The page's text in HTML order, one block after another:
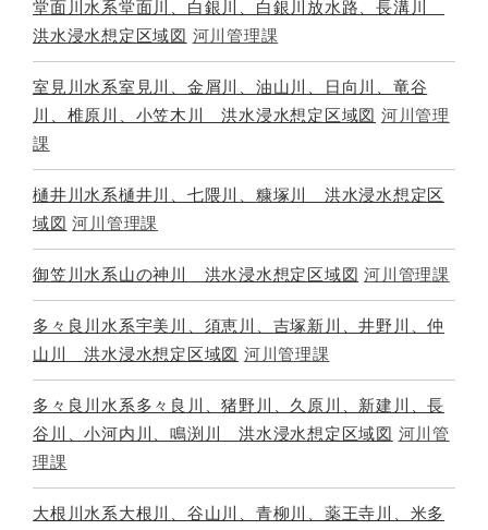
堂面川水系堂面川、白銀川、白銀川放水路、長溝川
洪水浸水想定区域図 河川管理課
室見川水系室見川、金屑川、油山川、日向川、竜谷
川、椎原川、小笠木川 洪水浸水想定区域図 河川管理
課
樋井川水系樋井川、七隈川、糠塚川 洪水浸水想定区
域図 河川管理課
御笠川水系山の神川 洪水浸水想定区域図 河川管理課
多々良川水系宇美川、須恵川、吉塚新川、井野川、仲
山川 洪水浸水想定区域図 河川管理課
多々良川水系多々良川、猪野川、久原川、新建川、長
谷川、小河内川、鳴渕川 洪水浸水想定区域図 河川管
理課
大根川水系大根川、谷山川、青柳川、薬王寺川、米多